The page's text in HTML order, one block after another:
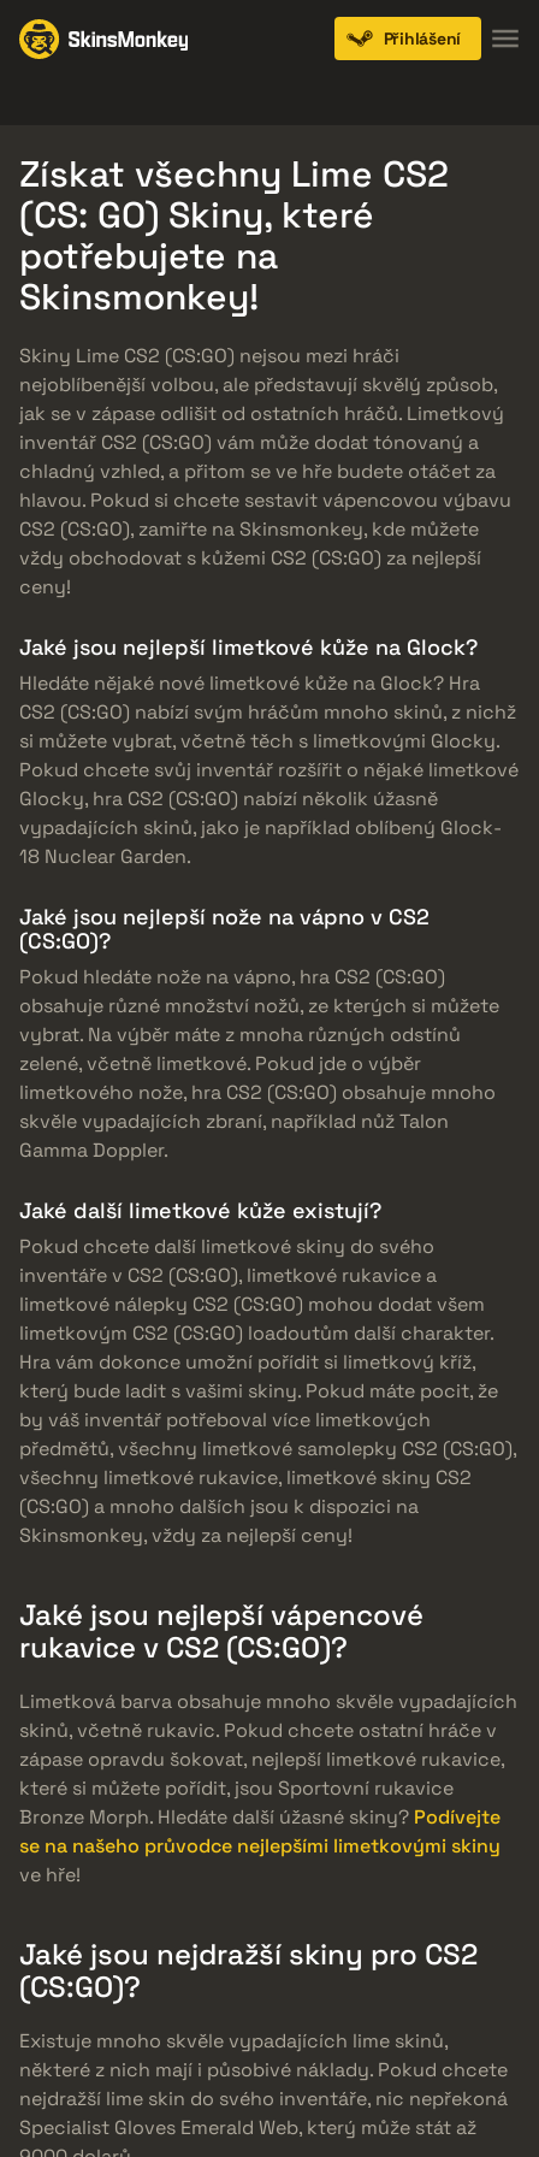
Přihlášení
Získat všechny Lime CS2
(CS: GO) Skiny, které
potřebujete na
Skinsmonkey!
Skiny Lime CS2 (CS:GO) nejsou mezi hráči
nejoblíbenější volbou, ale představují skvělý způsob,
jak se v zápase odlišit od ostatních hráčů. Limetkový
inventář CS2 (CS:GO) vám může dodat tónovaný a
chladný vzhled, a přitom se ve hře budete otáčet za
hlavou. Pokud si chcete sestavit vápencovou výbavu
CS2 (CS:GO), zamiřte na Skinsmonkey, kde můžete
vždy obchodovat s kůžemi CS2 (CS:GO) za nejlepší
ceny!
Jaké jsou nejlepší limetkové kůže na Glock?
Hledáte nějaké nové limetkové kůže na Glock? Hra
CS2 (CS:GO) nabízí svým hráčům mnoho skinů, z nichž
si můžete vybrat, včetně těch s limetkovými Glocky.
Pokud chcete svůj inventář rozšířit o nějaké limetkové
Glocky, hra CS2 (CS:GO) nabízí několik úžasně
vypadajících skinů, jako je například oblíbený Glock-
18 Nuclear Garden.
Jaké jsou nejlepší nože na vápno v CS2
(CS:GO)?
Pokud hledáte nože na vápno, hra CS2 (CS:GO)
obsahuje různé množství nožů, ze kterých si můžete
vybrat. Na výběr máte z mnoha různých odstínů
zelené, včetně limetkové. Pokud jde o výběr
limetkového nože, hra CS2 (CS:GO) obsahuje mnoho
skvěle vypadajících zbraní, například nůž Talon
Gamma Doppler.
Jaké další limetkové kůže existují?
Pokud chcete další limetkové skiny do svého
inventáře v CS2 (CS:GO), limetkové rukavice a
limetkové nálepky CS2 (CS:GO) mohou dodat všem
limetkovým CS2 (CS:GO) loadoutům další charakter.
Hra vám dokonce umožní pořídit si limetkový kříž,
který bude ladit s vašimi skiny. Pokud máte pocit, že
by váš inventář potřeboval více limetkových
předmětů, všechny limetkové samolepky CS2 (CS:GO),
všechny limetkové rukavice, limetkové skiny CS2
(CS:GO) a mnoho dalších jsou k dispozici na
Skinsmonkey, vždy za nejlepší ceny!
Jaké jsou nejlepší vápencové
rukavice v CS2 (CS:GO)?
Limetková barva obsahuje mnoho skvěle vypadajících
skinů, včetně rukavic. Pokud chcete ostatní hráče v
zápase opravdu šokovat, nejlepší limetkové rukavice,
které si můžete pořídit, jsou Sportovní rukavice
Bronze Morph. Hledáte další úžasné skiny? Podívejte
se na našeho průvodce nejlepšími limetkovými skiny
ve hře!
Jaké jsou nejdražší skiny pro CS2
(CS:GO)?
Existuje mnoho skvěle vypadajících lime skinů,
některé z nich mají i působivé náklady. Pokud chcete
nejdražší lime skin do svého inventáře, nic nepřekoná
Specialist Gloves Emerald Web, který může stát až